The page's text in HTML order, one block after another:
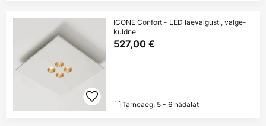
ICONE Confort - LED laevalgusti, valge-
kuldne
527,00 €
Tarneaeg: 5 - 6 nädalat